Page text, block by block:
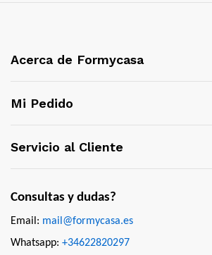
Acerca de Formycasa
Mi Pedido
Servicio al Cliente
Consultas y dudas?
Email: mail@formycasa.es
Whatsapp: +34622820297